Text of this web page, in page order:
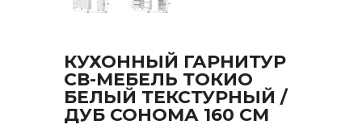
КУХОННЫЙ ГАРНИТУР
СВ-МЕБЕЛЬ ТОКИО
БЕЛЫЙ ТЕКСТУРНЫЙ /
ДУБ СОНОМА 160 СМ